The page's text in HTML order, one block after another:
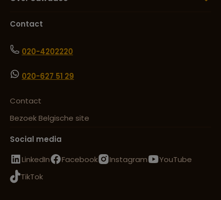
Contact
020-4202220
020-627 51 29
Contact
Bezoek Belgische site
Social media
LinkedIn
Facebook Instagram
YouTube
TikTok